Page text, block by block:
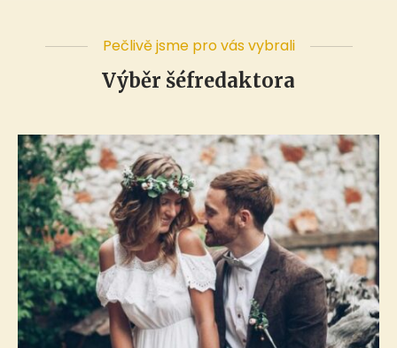
Pečlivě jsme pro vás vybrali
Výběr šéfredaktora